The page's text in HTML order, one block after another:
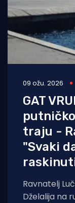
09 ožu. 2026
GAT
traju -
"Svaki
Ravnatelj
Dželalija na